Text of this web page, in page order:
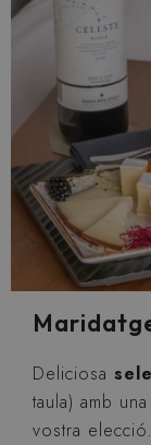
Deliciosa
taula) amb una
vostra elecció.